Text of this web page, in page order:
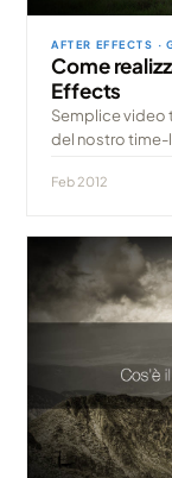
AFTER EFFECTS ·
Come
Effects
Semplice video
del nostro
Feb 2012